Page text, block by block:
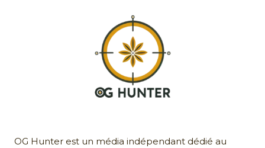
OG Hunter est un média indépendant dédié au